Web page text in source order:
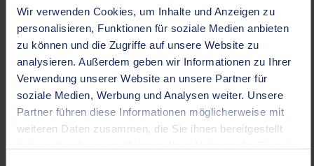
Wir verwenden Cookies, um Inhalte und Anzeigen zu
personalisieren, Funktionen für soziale Medien anbieten
zu können und die Zugriffe auf unsere Website zu
analysieren. Außerdem geben wir Informationen zu Ihrer
Verwendung unserer Website an unsere Partner für
soziale Medien, Werbung und Analysen weiter. Unsere
Partner führen diese Informationen möglicherweise mit
weiteren Daten zusammen, die Sie ihnen bereitgestellt
ROHSTOFFHANDEL
VOM WERTSTOFF ZUM PRODUKT -
DEIN BEITRAG FÜR MORGEN
Wertstoffvermarktung lohnt sich: Bei Cederbaum